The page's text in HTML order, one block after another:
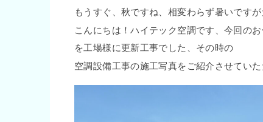
もうすぐ、秋ですね、相変わらず暑いです
こんにちは！ハイテック空調です、今回の
を工場様に更新工事でした、その時の
空調設備工事の施工写真をご紹介させていた